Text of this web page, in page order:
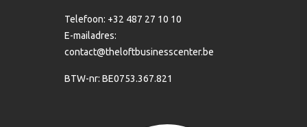
Telefoon: +32 487 27 10 10
E-mailadres:
contact@theloftbusinesscenter.be
BTW-nr: BE0753.367.821